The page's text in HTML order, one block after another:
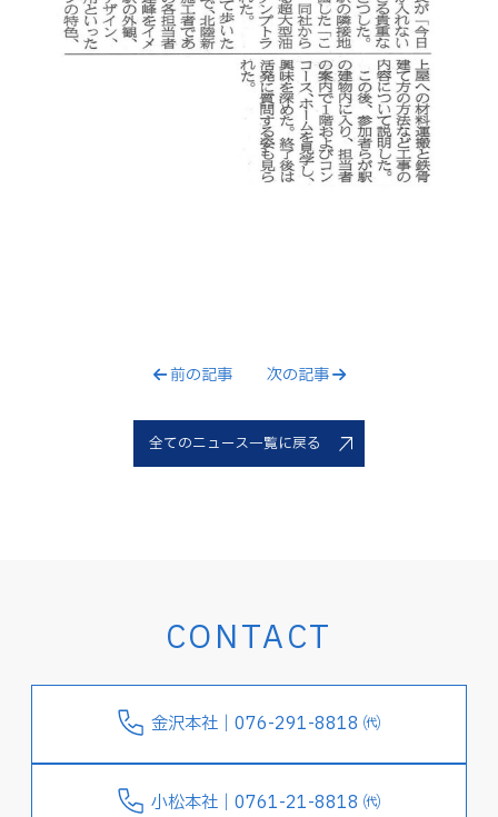
前の記事 次の記事
全てのニュース一覧に戻る
CONTACT
金沢本社｜076-291-8818 ㈹
小松本社｜0761-21-8818 ㈹